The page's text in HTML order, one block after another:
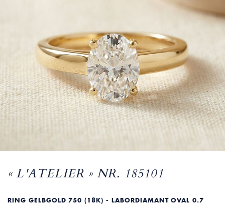
« L'ATELIER » NR. 185101
RING GELBGOLD 750 (18K) - LABORDIAMANT OVAL 0.7